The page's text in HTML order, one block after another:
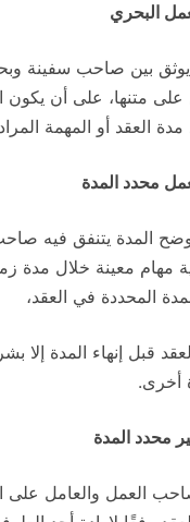
البحري
بين صاحب سفينة
العقد أو المهمة
محدد المدة
المدة يتنفق فيه
مهام معينة خلال مدة
المحددة في العقد،
قبل إنهاء المدة إلا
أخرى.
محدد المدة
العمل والعامل على